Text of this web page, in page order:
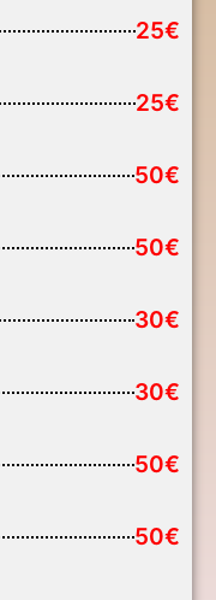
25€
25€
50€
50€
30€
30€
50€
50€